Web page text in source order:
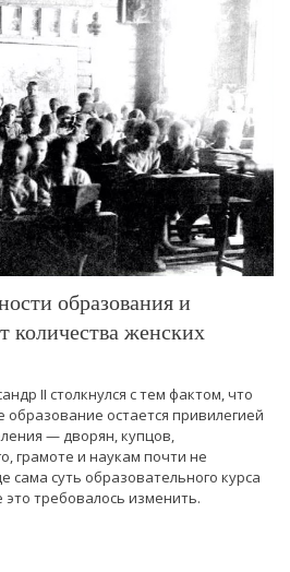
образования и
количества женских
II столкнулся с тем фактом, что
остается привилегией
— дворян, купцов,
грамоте и наукам почти не
суть образовательного курса
требовалось изменить.